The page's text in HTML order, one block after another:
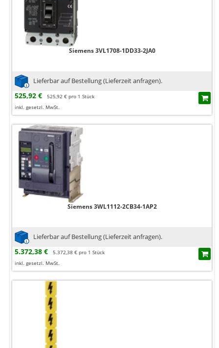
Siemens 3VL1708-1DD33-2JA0
Lieferbar auf Bestellung (Lieferzeit anfragen).
525,92 €
525,92 € pro 1 Stück
inkl. gesetzl. MwSt.
Siemens 3WL1112-2CB34-1AP2
Lieferbar auf Bestellung (Lieferzeit anfragen).
5.372,38 €
5.372,38 € pro 1 Stück
inkl. gesetzl. MwSt.